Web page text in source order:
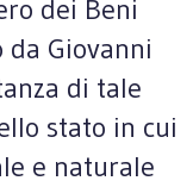
dei Beni
Giovanni
di tale
stato in cui
e naturale